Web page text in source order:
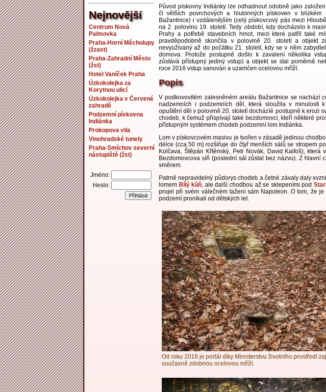
Nejnovější
Centrum Nová
Palmovka
Praha-Horní Měcholupy
(žzast)
Praha-Zahradní Město
(žst)
Hotel Vaníček Praha
Úzkokolejka za
Korytnou ulicí
Úzkokolejka v Červené
zahradě
Podzemní pískovna
Indiánka
Prokopova vila
Vinohradské tunely
Praha-Smíchov severní
nástupiště (žst)
Jméno:
Heslo:
Původ pískovny Indiánky lze odhadnout odobně jako
či větších povrchových a hlubinných pískoven v blízkém
Bažantnice) i vzdálenějším (celý pískovcový pás mezi
na 2. polovinu 19. století. Tedy období, kdy docházelo k
Prahy a potřebě stavebních hmot, mezi které patřil také
pravděpodobně skončila v polovině 20. století a objekt
nevyužívaný až do počátku 21. století, kdy se v něm
domova. Protože postupně došlo k zavalení několika
zůstává přístupný jediný vstup) a objekt se stal poměrně
roce 2016 vstup sanován a uzamčen ocelovou mříží.
Popis
V podkovovitém zalesněném areálu Bažantnice se nachází
nadzemních i podzemních děl, která sloužila v minulosti
opuštění děl v polovině 20. století docházíé postupně k erozi
chodeb, k čemuž přispívají také bezdomovci, kteří některé
přístupným systémem chodeb podzemní lom Indiánka.
Lom v pískovcovém masivu je tvořen v zásadě jedinou
délce (cca 50 m) rozšiřuje do čtyř menších sálů se stropem
Kolčava, Štěpán Křtěnský, Petr Novák, David Kaifoš),
Bezdomovcova síň (poslední sál zůstal bez názvu). Z
směrem.
Patrně nepravidelný půdorys chodeb a četné závaly daly
lomem Bílý kůň, ale další chodbou až se sklepeními pod
projel při svém válečném tažení sám Napoleon. O tom, že
podzemí pronikali od dětských let.
Od roku 2016 je portál díky Ministerstvu životního prostředí
současně zdobnou ocelovou mříží.